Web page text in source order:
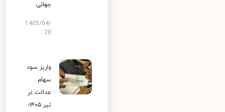
جهانی
1405/04/
28
واریز سود
سهام
عدالت در
تیر ۱۴۰۵؛